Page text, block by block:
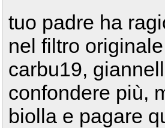
tuo padre ha
nel filtro
carbu19,
confondere più,
biolla e pagare